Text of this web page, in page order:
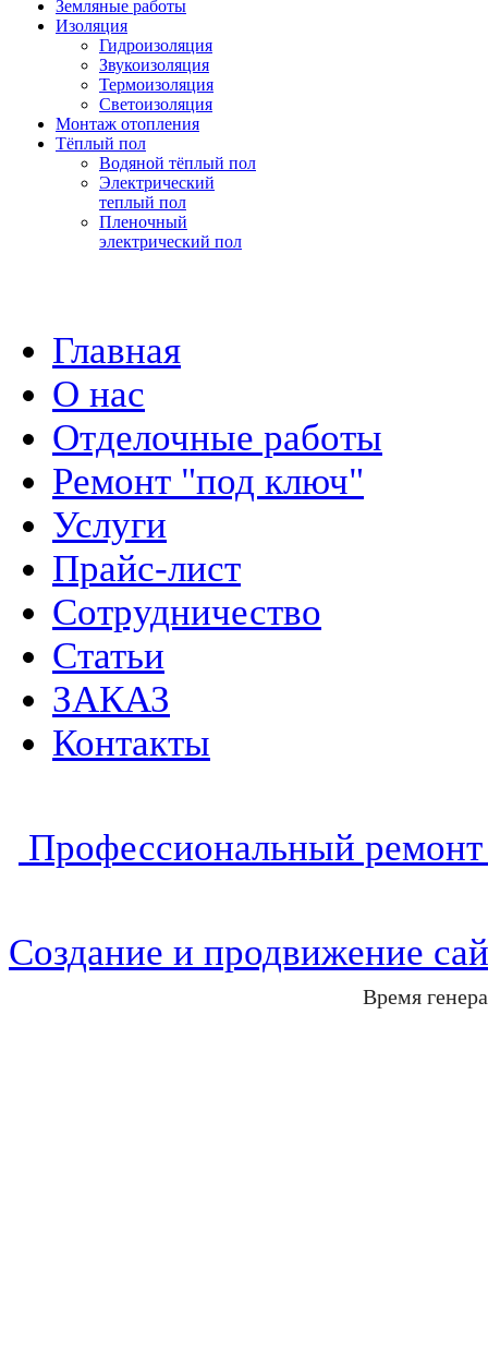
Земляные работы
Изоляция
Гидроизоляция
Звукоизоляция
Термоизоляция
Светоизоляция
Монтаж отопления
Тёплый пол
Водяной тёплый пол
Электрический
теплый пол
Пленочный
электрический пол
Главная
О нас
Отделочные работы
Ремонт "под ключ"
Услуги
Прайс-лист
Сотрудничество
Статьи
ЗАКАЗ
Контакты
Профессиональный ремонт
Создание и продвижение
Время